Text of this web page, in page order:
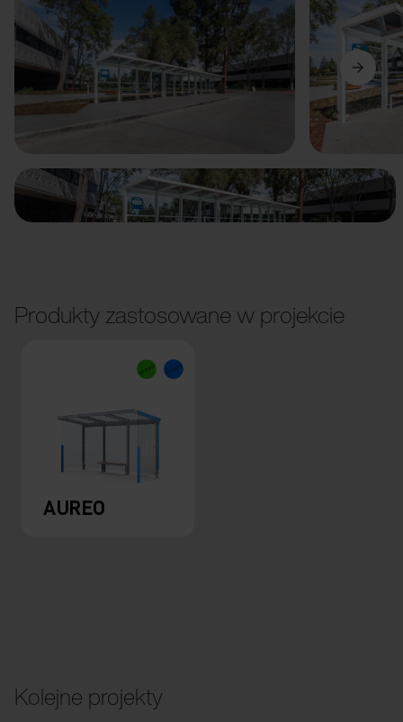
Poprzedni Dalej
Produkty zastosowane w projekcie
AUREO
Kolejne projekty